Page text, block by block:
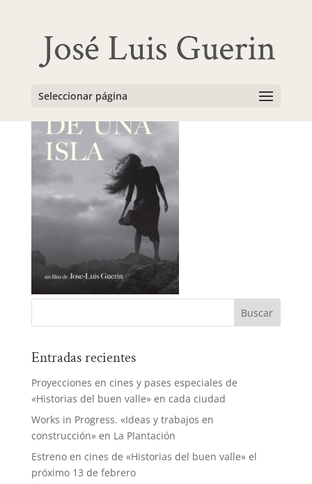
Seleccionar página
DE UNA ISLA
Entradas recientes
Proyecciones en cines y pases especiales de
«Historias del buen valle» en cada ciudad
Works in Progress. «Ideas y trabajos en
construcción» en La Plantación
Estreno en cines de «Historias del buen valle» el
próximo 13 de febrero